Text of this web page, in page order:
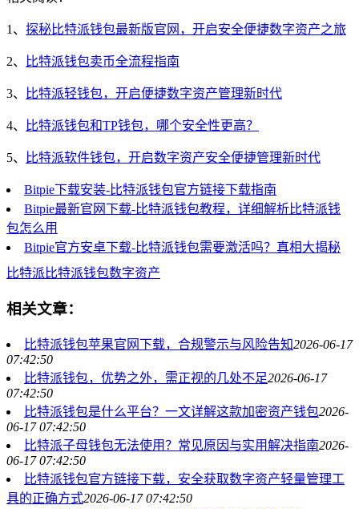
1、 探秘比特派钱包最新版官网，开启安全便捷数字资产之旅
2、 比特派钱包卖币全流程指南
3、 比特派轻钱包，开启便捷数字资产管理新时代
4、 比特派钱包和TP钱包，哪个安全性更高？
5、 比特派软件钱包，开启数字资产安全便捷管理新时代
Bitpie下载安装-比特派钱包官方链接下载指南
Bitpie最新官网下载-比特派钱包教程，详细解析比特派钱
包怎么用
Bitpie官方安卓下载-比特派钱包需要激活吗？真相大揭秘
比特派 比特派钱包数字资产
相关文章：
比特派钱包苹果官网下载，合规警示与风险告知2026-06-17
07:42:50
比特派钱包，优势之外，需正视的几处不足2026-06-17
07:42:50
比特派钱包是什么平台？一文详解这款加密资产钱包2026-
06-17 07:42:50
比特派子母钱包无法使用？常见原因与实用解决指南2026-
06-17 07:42:50
比特派钱包官方链接下载，安全获取数字资产轻量管理工
具的正确方式2026-06-17 07:42:50